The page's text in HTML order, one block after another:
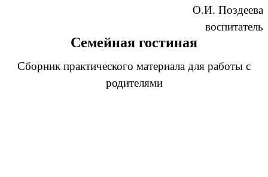
О.И. Поздеева
воспитатель
Семейная гостиная
Сборник практического материала для работы с
родителями